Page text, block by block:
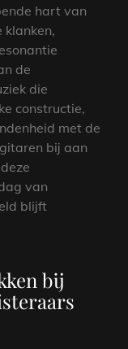
hart van
klanken,
de
die
constructie,
met de
bij aan
van
blijft
bij